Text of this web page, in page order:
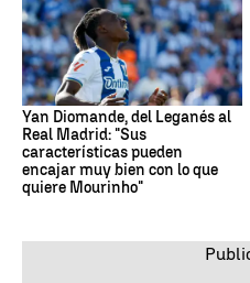
Yan Diomande, del Leganés al
Real Madrid: "Sus
características pueden
encajar muy bien con lo que
quiere Mourinho"